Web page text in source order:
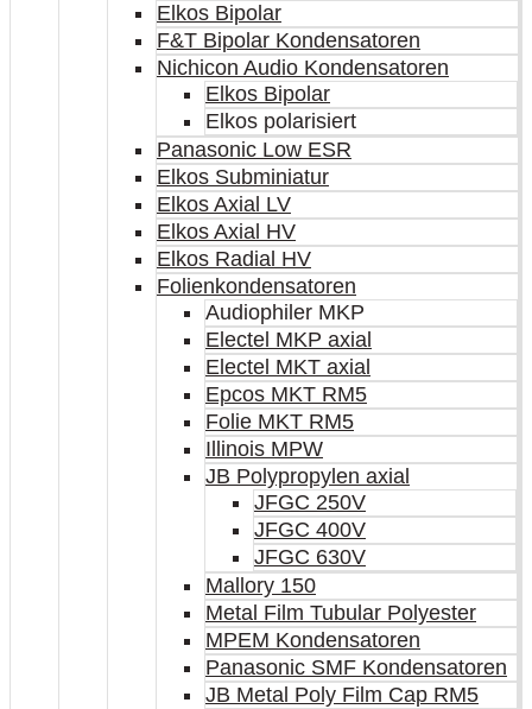
Elkos Bipolar
F&T Bipolar Kondensatoren
Nichicon Audio Kondensatoren
Elkos Bipolar
Elkos polarisiert
Panasonic Low ESR
Elkos Subminiatur
Elkos Axial LV
Elkos Axial HV
Elkos Radial HV
Folienkondensatoren
Audiophiler MKP
Electel MKP axial
Electel MKT axial
Epcos MKT RM5
Folie MKT RM5
Illinois MPW
JB Polypropylen axial
JFGC 250V
JFGC 400V
JFGC 630V
Mallory 150
Metal Film Tubular Polyester
MPEM Kondensatoren
Panasonic SMF Kondensatoren
JB Metal Poly Film Cap RM5